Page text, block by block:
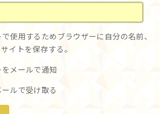
使用するためブラウザーに自分の名前、
イトを保存する。
メールで通知
ルで受け取る